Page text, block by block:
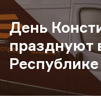
День
празднуют
Республике